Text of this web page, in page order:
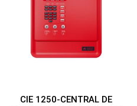
CIE 1250-CENTRAL DE